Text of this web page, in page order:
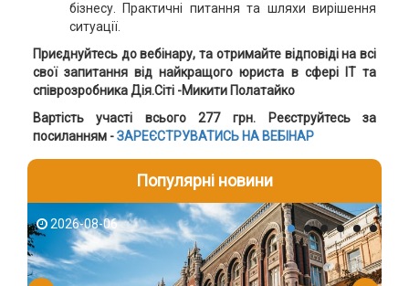
бізнесу. Практичні питання та шляхи вирішення
ситуації.
Приєднуйтесь до вебінару, та отримайте відповіді на всі
свої запитання від найкращого юриста в сфері ІТ та
співрозробника Дія.Сіті -Микити Полатайко
Вартість участі всього 277 грн. Реєструйтесь за
посиланням -ЗАРЕЄСТРУВАТИСЬ НА ВЕБІНАР
Популярні новини
2026-08-06